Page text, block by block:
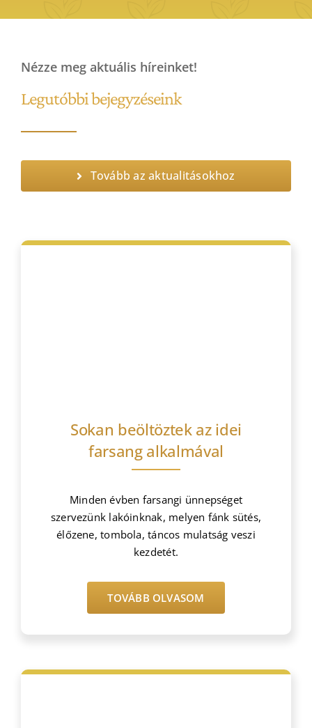
Nézze meg aktuális híreinket!
Legutóbbi bejegyzéseink
Tovább az aktualitásokhoz
Sokan beöltöztek az idei
farsang alkalmával
Minden évben farsangi ünnepséget
szervezünk lakóinknak, melyen fánk sütés,
élőzene, tombola, táncos mulatság veszi
kezdetét.
TOVÁBB OLVASOM